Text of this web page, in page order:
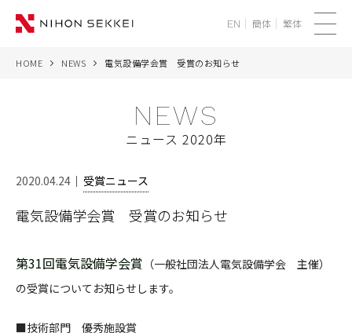
RECRUIT
EN 簡体 繁体
HOME NEWS 電気設備学会賞 受賞のお知らせ
NEWS
ニュース 2020年
2020.04.24 受賞ニュース
電気設備学会賞 受賞のお知らせ
第31回電気設備学会賞 （一般社団法人電気設備学会 主催）
の受賞についてお知らせします。
■技術部門 優秀施設賞